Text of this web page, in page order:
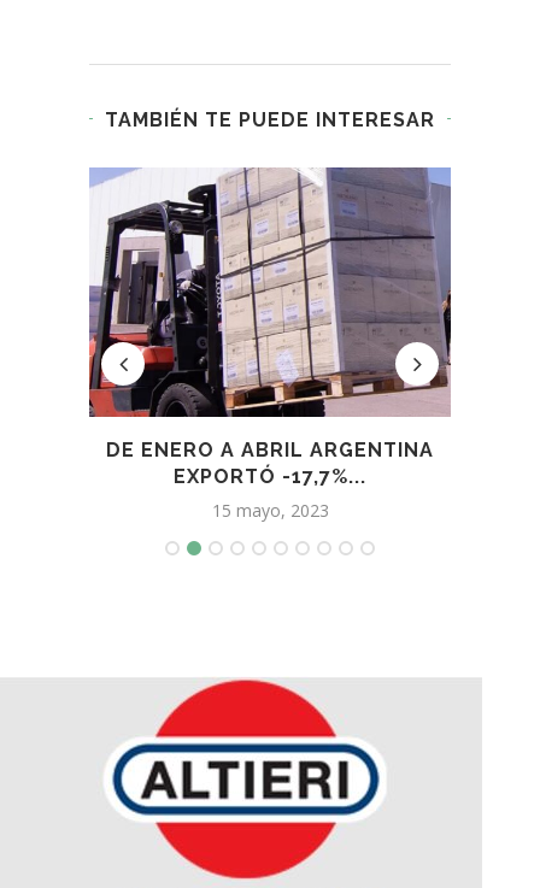
TAMBIÉN TE PUEDE INTERESAR
DE ENERO A ABRIL ARGENTINA
EXPORTÓ -17,7%...
15 mayo, 2023